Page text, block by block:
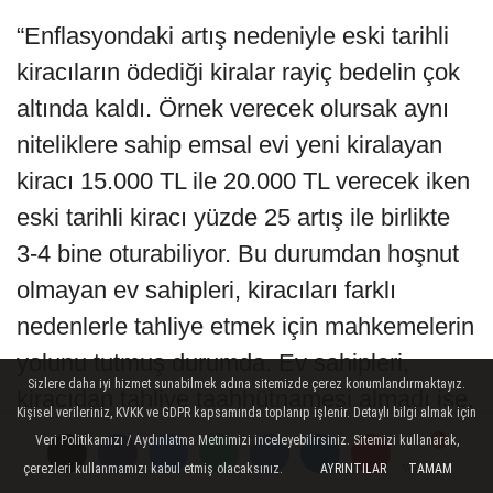
Yorumlar
Yorumlar
Yorumlar
“Enflasyondaki artış nedeniyle eski tarihli
kiracıların ödediği kiralar rayiç bedelin çok
altında kaldı. Örnek verecek olursak aynı
niteliklere sahip emsal evi yeni kiralayan
kiracı 15.000 TL ile 20.000 TL verecek iken
eski tarihli kiracı yüzde 25 artış ile birlikte
3-4 bine oturabiliyor. Bu durumdan hoşnut
olmayan ev sahipleri, kiracıları farklı
nedenlerle tahliye etmek için mahkemelerin
yolunu tutmuş durumda. Ev sahipleri,
kiracıdan tahliye taahhütnamesi almadı ise,
kiracı kirasını düzenli ve tam ödüyorsa,
komşularla ilişkileri iyi ise, ev için tadilat
Sizlere daha iyi hizmet sunabilmek adına sitemizde çerez konumlandırmaktayız.
Kişisel verileriniz, KVKK ve GDPR kapsamında toplanıp işlenir. Detaylı bilgi almak için
Veri Politikamızı / Aydınlatma Metnimizi inceleyebilirsiniz. Sitemizi kullanarak,
çerezleri kullanmamızı kabul etmiş olacaksınız.
AYRINTILAR TAMAM